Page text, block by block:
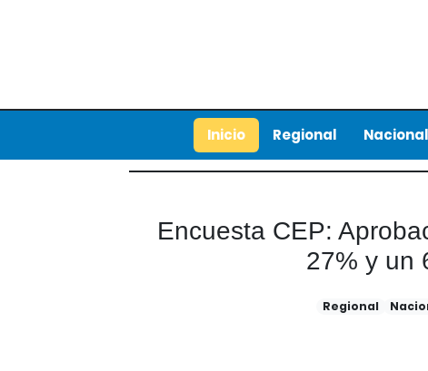
Inicio Regional Nacional
Encuesta CEP:
27% y un
Regional